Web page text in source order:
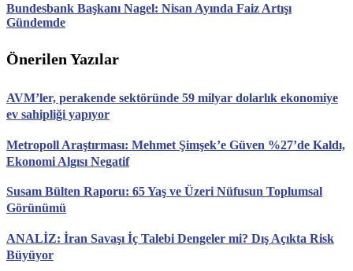
Bundesbank Başkanı Nagel: Nisan Ayında Faiz Artışı
Gündemde
Önerilen Yazılar
AVM’ler, perakende sektöründe 59 milyar dolarlık ekonomiye
ev sahipliği yapıyor
Metropoll Araştırması: Mehmet Şimşek’e Güven %27’de Kaldı,
Ekonomi Algısı Negatif
Susam Bülten Raporu: 65 Yaş ve Üzeri Nüfusun Toplumsal
Görünümü
ANALİZ: İran Savaşı İç Talebi Dengeler mi? Dış Açıkta Risk
Büyüyor